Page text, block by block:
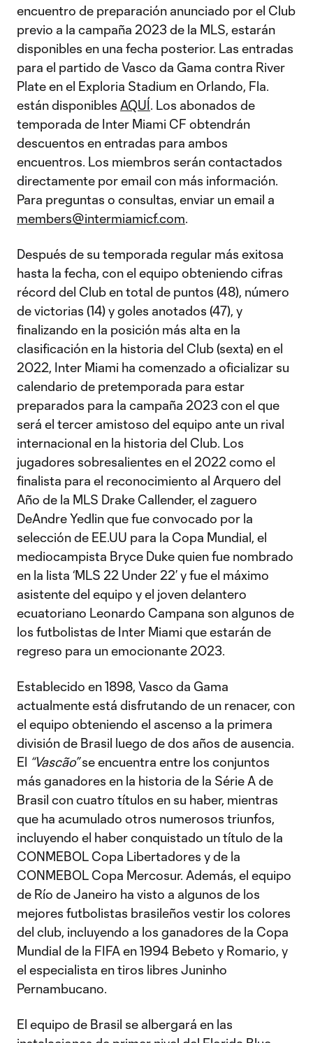
encuentro de preparación anunciado por el Club
previo a la campaña 2023 de la MLS, estarán
disponibles en una fecha posterior. Las entradas
para el partido de Vasco da Gama contra River
Plate en el Exploria Stadium en Orlando, Fla.
están disponibles AQUÍ. Los abonados de
temporada de Inter Miami CF obtendrán
descuentos en entradas para ambos
encuentros. Los miembros serán contactados
directamente por email con más información.
Para preguntas o consultas, enviar un email a
members@intermiamicf.com.
Después de su temporada regular más exitosa
hasta la fecha, con el equipo obteniendo cifras
récord del Club en total de puntos (48), número
de victorias (14) y goles anotados (47), y
finalizando en la posición más alta en la
clasificación en la historia del Club (sexta) en el
2022, Inter Miami ha comenzado a oficializar su
calendario de pretemporada para estar
preparados para la campaña 2023 con el que
será el tercer amistoso del equipo ante un rival
internacional en la historia del Club. Los
jugadores sobresalientes en el 2022 como el
finalista para el reconocimiento al Arquero del
Año de la MLS Drake Callender, el zaguero
DeAndre Yedlin que fue convocado por la
selección de EE.UU para la Copa Mundial, el
mediocampista Bryce Duke quien fue nombrado
en la lista ‘MLS 22 Under 22’ y fue el máximo
asistente del equipo y el joven delantero
ecuatoriano Leonardo Campana son algunos de
los futbolistas de Inter Miami que estarán de
regreso para un emocionante 2023.
Establecido en 1898, Vasco da Gama
actualmente está disfrutando de un renacer, con
el equipo obteniendo el ascenso a la primera
división de Brasil luego de dos años de ausencia.
El “Vascão”se encuentra entre los conjuntos
más ganadores en la historia de la Série A de
Brasil con cuatro títulos en su haber, mientras
que ha acumulado otros numerosos triunfos,
incluyendo el haber conquistado un título de la
CONMEBOL Copa Libertadores y de la
CONMEBOL Copa Mercosur. Además, el equipo
de Río de Janeiro ha visto a algunos de los
mejores futbolistas brasileños vestir los colores
del club, incluyendo a los ganadores de la Copa
Mundial de la FIFA en 1994 Bebeto y Romario, y
el especialista en tiros libres Juninho
Pernambucano.
El equipo de Brasil se albergará en las